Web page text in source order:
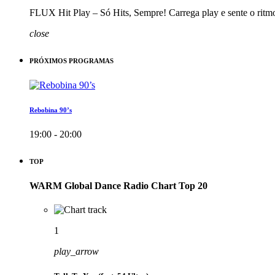
FLUX Hit Play – Só Hits, Sempre! Carrega play e sente o
close
PRÓXIMOS PROGRAMAS
Rebobina 90’s
19:00 - 20:00
TOP
WARM Global Dance Radio Chart Top 20
1
play_arrow